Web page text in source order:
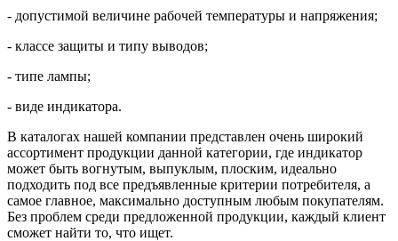
- допустимой величине рабочей температуры и напряжения;
- классе защиты и типу выводов;
- типе лампы;
- виде индикатора.
В каталогах нашей компании представлен очень широкий
ассортимент продукции данной категории, где индикатор
может быть вогнутым, выпуклым, плоским, идеально
подходить под все предъявленные критерии потребителя, а
самое главное, максимально доступным любым покупателям.
Без проблем среди предложенной продукции, каждый клиент
сможет найти то, что ищет.